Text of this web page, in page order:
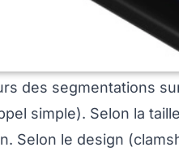
des segmentations
simple). Selon la
Selon le design